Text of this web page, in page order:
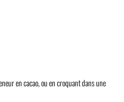
en cacao, ou en croquant dans une